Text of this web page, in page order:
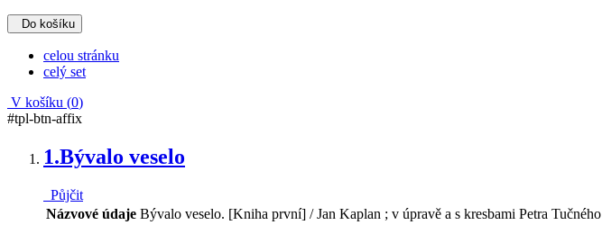
Do košíku
celou stránku
celý set
V košíku (0)
#tpl-btn-affix
1.Bývalo veselo
Půjčit
Názvové údaje Bývalo veselo. [Kniha první] / Jan Kaplan ; v úpravě a s kresbami Petra Tučného